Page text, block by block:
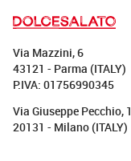
Via Mazzini, 6
43121 - Parma (ITALY)
P.IVA: 01756990345
Via Giuseppe Pecchio,
20131 - Milano (ITALY)